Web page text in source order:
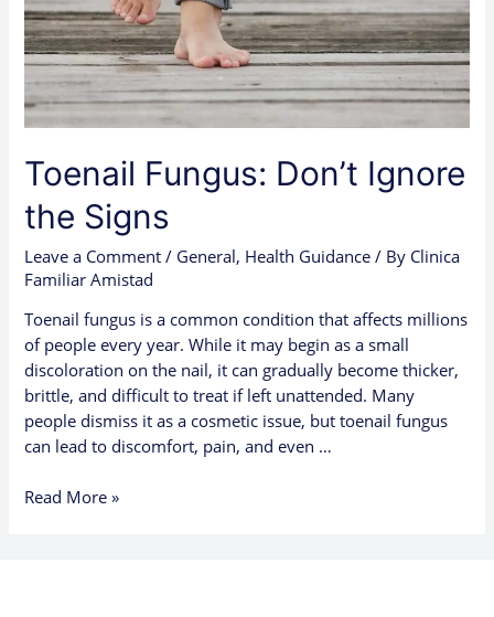
Toenail Fungus: Don’t Ignore
the Signs
Leave a Comment / General, Health Guidance / By Clinica
Familiar Amistad
Toenail fungus is a common condition that affects millions
of people every year. While it may begin as a small
discoloration on the nail, it can gradually become thicker,
brittle, and difficult to treat if left unattended. Many
people dismiss it as a cosmetic issue, but toenail fungus
can lead to discomfort, pain, and even …
Read More »